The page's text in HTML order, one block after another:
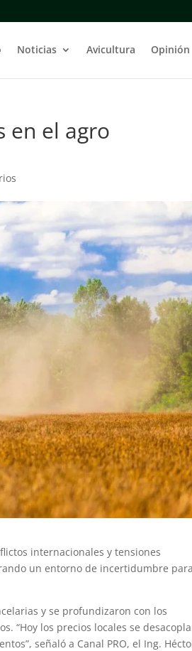
Noticias Avicultura Opinión
en el agro
internacionales y tensiones
un entorno de incertidumbre
y se profundizaron con los
“Hoy los precios locales se
señaló a Canal PRO, el Ing.